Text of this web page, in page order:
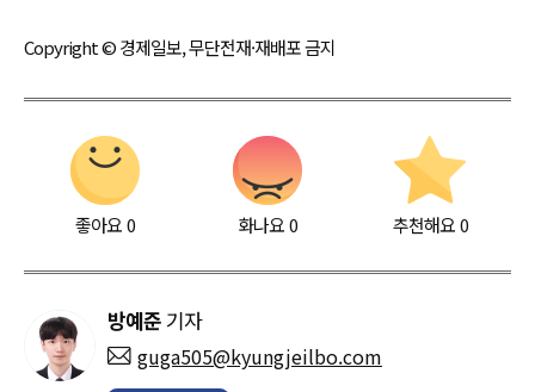
Copyright © 경제일보, 무단전재·재배포 금지
좋아요0 화나요0 추천해요 0
방예준 기자
guga505@kyungjeilbo.com